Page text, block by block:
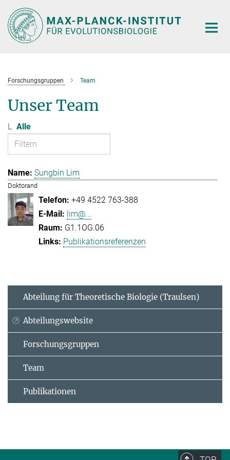
Hauptinhalt
Forschungsgruppen Team
Unser Team
L Alle
Sungbin Lim
Doktorand
+49 4522 763-388
lim@...
G1.1OG.06
Publikationsreferenzen
Abteilung für Theoretische Biologie (Traulsen)
Abteilungswebsite
Forschungsgruppen
Team
Publikationen